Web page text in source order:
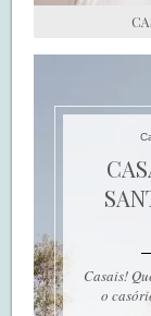
Casais!
o